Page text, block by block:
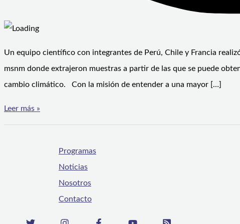
Un equipo científico con integrantes de Perú, Chile y Francia
msnm donde extrajeron muestras a partir de las que se puede
cambio climático. Con la misión de entender a una mayor […]
Leer más »
Programas
Noticias
Nosotros
Contacto